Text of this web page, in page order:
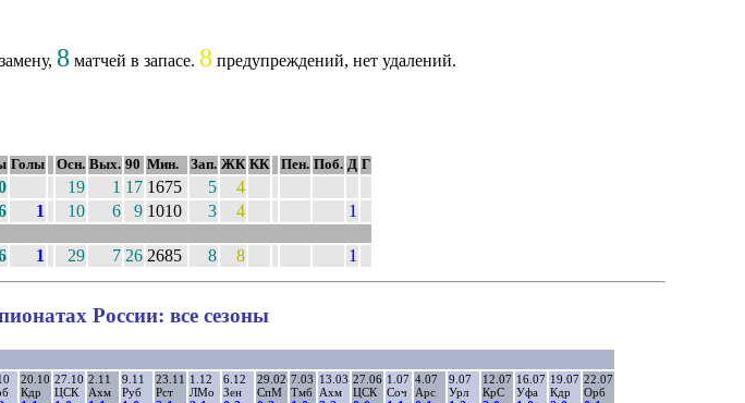
8 матчей в запасе. 8 предупреждений, нет удалений.
Голы Осн. Вых. 90 Мин. Зап. ЖК КК Пен. Поб. Д Г
19 1 17 1675 5
4
1 10 6 9 1010 3 4 1
1 29 7 26 2685 8 8 1
России: все сезоны
20.10
Кдр
27.10
ЦСК
2.11
Ахм
9.11
Руб
23.11
Рст
1.12
ЛМо
6.12
Зен
29.02
СпМ
7.03
Тмб
13.03
Ахм
27.06
ЦСК
1.07
Соч
4.07
Арс
9.07
Урл
12.07
КрС
16.07
Уфа
19.07
Кдр
22.07
Орб